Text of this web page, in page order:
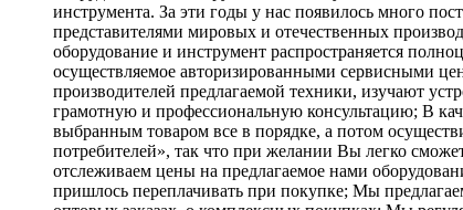
инструмента. За эти годы у нас появилось много
представителями мировых и отечественных
оборудование и инструмент распространяется
осуществляемое авторизированными сервисными
производителей предлагаемой техники, изучают
грамотную и профессиональную консультацию; В
выбранным товаром все в порядке, а потом
потребителей», так что при желании Вы легко
отслеживаем цены на предлагаемое нами
пришлось переплачивать при покупке; Мы